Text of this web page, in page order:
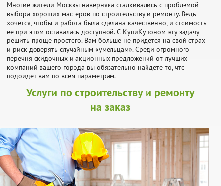
Многие жители Москвы наверняка сталкивались с проблемой
выбора хороших мастеров по строительству и ремонту. Ведь
хочется, чтобы и работа была сделана качественно, и стоимость
ее при этом оставалась доступной. С КупиКупоном эту задачу
решить проще простого. Вам больше не придется на свой страх
и риск доверять случайным «умельцам». Среди огромного
перечня скидочных и акционных предложений от лучших
компаний вашего города вы обязательно найдете то, что
подойдет вам по всем параметрам.
Услуги по строительству и ремонту
на заказ